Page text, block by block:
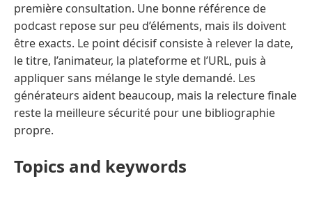
première consultation. Une bonne référence de
podcast repose sur peu d’éléments, mais ils doivent
être exacts. Le point décisif consiste à relever la date,
le titre, l’animateur, la plateforme et l’URL, puis à
appliquer sans mélange le style demandé. Les
générateurs aident beaucoup, mais la relecture finale
reste la meilleure sécurité pour une bibliographie
propre.
Topics and keywords